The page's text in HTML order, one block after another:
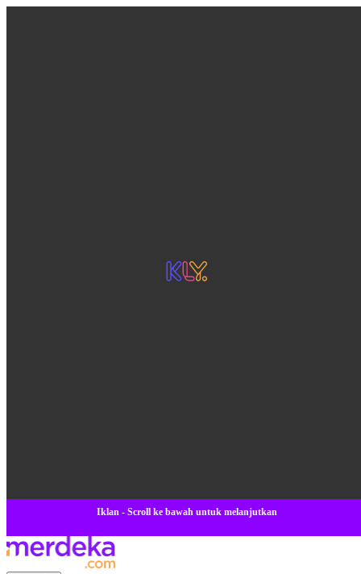
Iklan - Scroll ke bawah untuk melanjutkan